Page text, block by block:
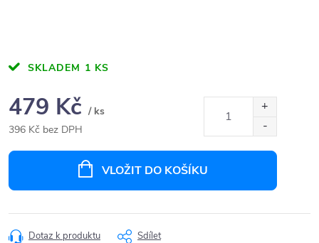
SKLADEM 1 KS
479 Kč / ks
396 Kč bez DPH
VLOŽIT DO KOŠÍKU
Dotaz k produktu Sdílet